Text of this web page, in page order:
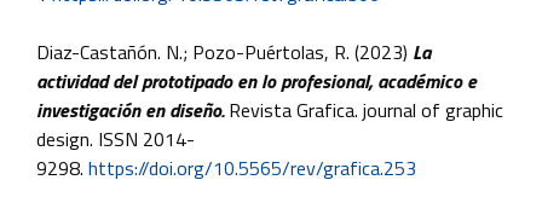
Diaz-Castañón. N.; Pozo-Puértolas, R. (2023) La
actividad del prototipado en lo profesional, académico e
investigación en diseño. Revista Grafica. journal of graphic
design. ISSN 2014-
9298. https://doi.org/10.5565/rev/grafica.253